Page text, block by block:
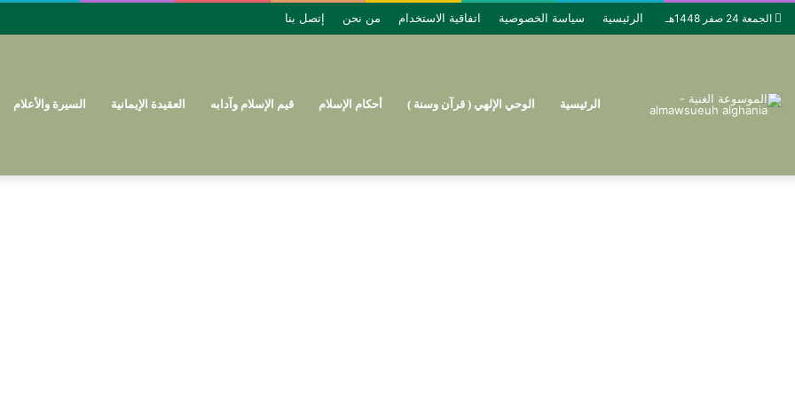
الجمعة 24 صفر 1448هـ الرئيسية سياسة الخصوصية اتفاقية الاستخدام من نحن إتصل بنا
الرئيسية الوحي الإلهي ( قرآن وسنة ) أحكام الإسلام قيم الإسلام وآدابه العقيدة الإيمانية السيرة والأعلام